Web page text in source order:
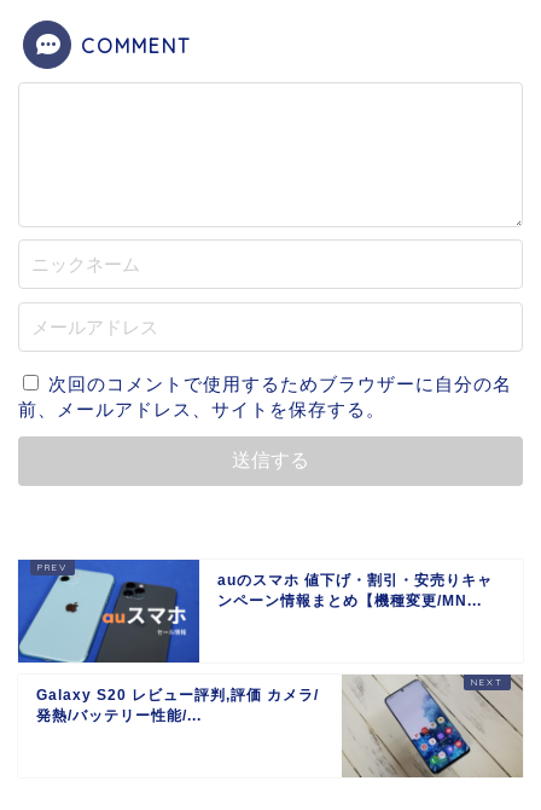
COMMENT
次回のコメントで使用するためブラウザーに自分の名
前、メールアドレス、サイトを保存する。
auのスマホ 値下げ・割引・安売りキャ
ンペーン情報まとめ【機種変更/MN...
Galaxy S20 レビュー評判,評価 カメラ/
発熱/バッテリー性能/...